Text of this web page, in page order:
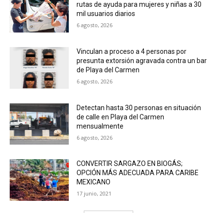
rutas de ayuda para mujeres y niñas a 30
mil usuarios diarios
6 agosto, 2026
Vinculan a proceso a 4 personas por
presunta extorsión agravada contra un bar
de Playa del Carmen
6 agosto, 2026
Detectan hasta 30 personas en situación
de calle en Playa del Carmen
mensualmente
6 agosto, 2026
CONVERTIR SARGAZO EN BIOGÁS;
OPCIÓN MÁS ADECUADA PARA CARIBE
MEXICANO
17 junio, 2021